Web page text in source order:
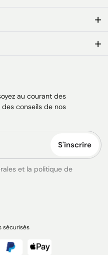
au courant des
conseils de nos
S'inscrire
et la politique de
sécurisés